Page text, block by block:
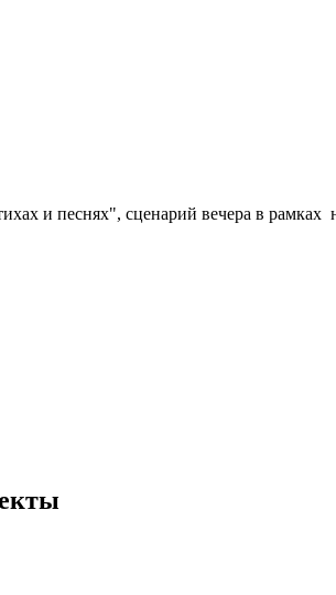
и песнях", сценарий вечера в рамках